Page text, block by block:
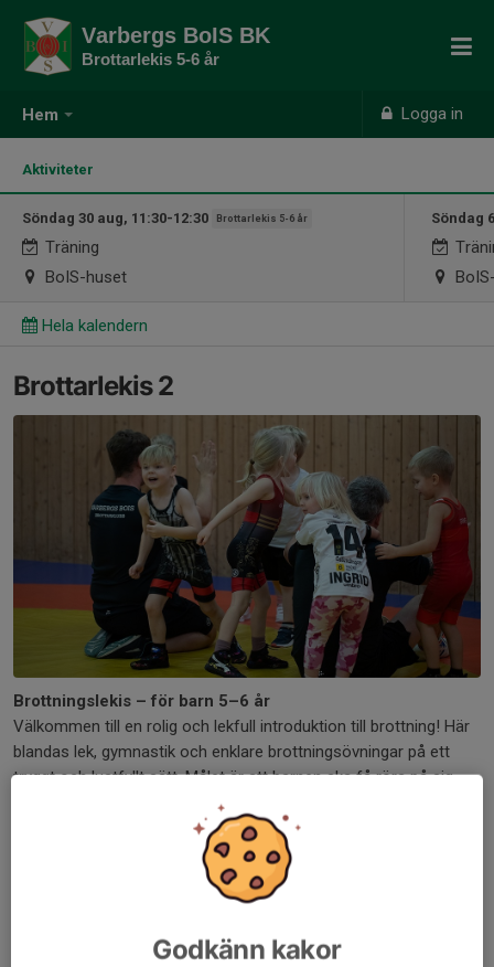
Hem Logga in
Varbergs BoIS BK
Brottarlekis 5-6 år
Aktiviteter
Söndag 30 aug, 11:30-12:30 Brottarlekis 5-6 år
Träning
BoIS-huset
Söndag
Hela kalendern
Brottarlekis 2
Brottningslekis – för barn 5–6 år
Välkommen till en rolig och lekfull introduktion till brottning! Här
blandas lek, gymnastik och enklare brottningsövningar på ett
tryggt och lustfyllt sätt. Målet är att barnen ska få röra på sig,
träna motorik, balans och koordination – samtidigt som de har
kul och får prova på grunderna i brottning.
Vi fokuserar på rörelseglädje, samarbete och att bygga
självförtroende. Alla övningar är anpassade efter barnens ålder
uppmuntrande miljö.Godkänn kakor